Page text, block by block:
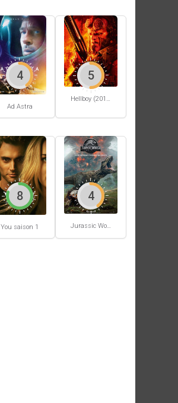
Ad Astra
4
Hellboy (2019)
5
You saison 1
8
Jurassic World: Fallen Kingdom
4